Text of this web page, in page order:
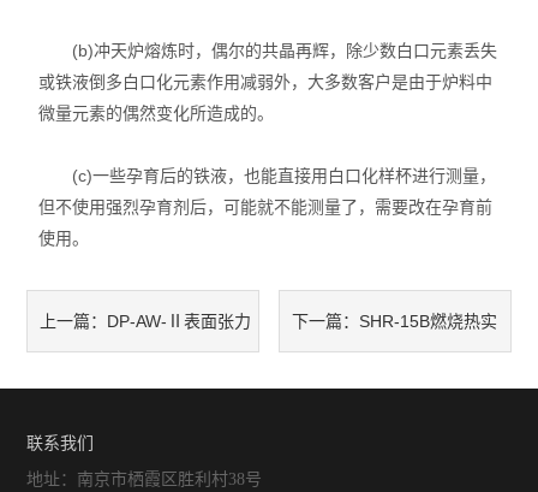
(b)冲天炉熔炼时，偶尔的共晶再辉，除少数白口元素丢失
或铁液倒多白口化元素作用减弱外，大多数客户是由于炉料中
微量元素的偶然变化所造成的。
(c)一些孕育后的铁液，也能直接用白口化样杯进行测量，
但不使用强烈孕育剂后，可能就不能测量了，需要改在孕育前
使用。
上一篇： DP-AW-Ⅱ表面张力 下一篇： SHR-15B燃烧热实
联系我们
地址：南京市栖霞区胜利村38号